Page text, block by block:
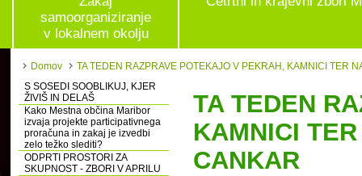
samoorganiziranje
v lokalnem okolju
Domov
TA TEDEN RAZPRAVE POTEKAJO V PEKRAH, KAMNICI TER
S SOSEDI SOOBLIKUJ, KJER
ŽIVIŠ IN DELAŠ
Kako Mestna občina Maribor
izvaja projekte participativnega
proračuna in zakaj je izvedbi
zelo težko slediti?
ODPRTI PROSTORI ZA
SKUPNOST - ZBORI V APRILU
TA TEDEN
KAMNICI
CANKAR